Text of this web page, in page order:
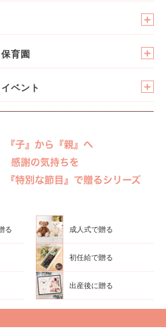
育園
ベント
る 成人式で贈る
初任給で贈る
出産後に贈る